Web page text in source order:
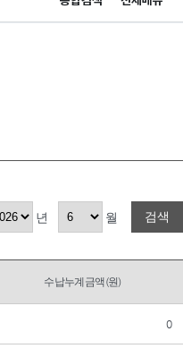
년 월 검색
수납누계금액(원)
0